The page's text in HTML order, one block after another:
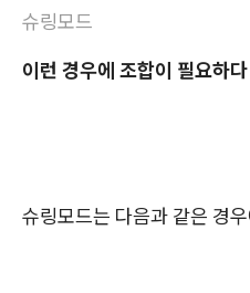
슈링모드
이런 경우에 조합이 필요하다
슈링모드는 다음과 같은 경